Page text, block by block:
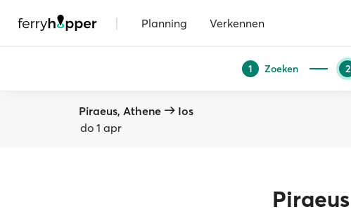
| Planning Verkennen
1 Zoeken 2
Piraeus, Athene
Ios
do 1 apr
Piraeus